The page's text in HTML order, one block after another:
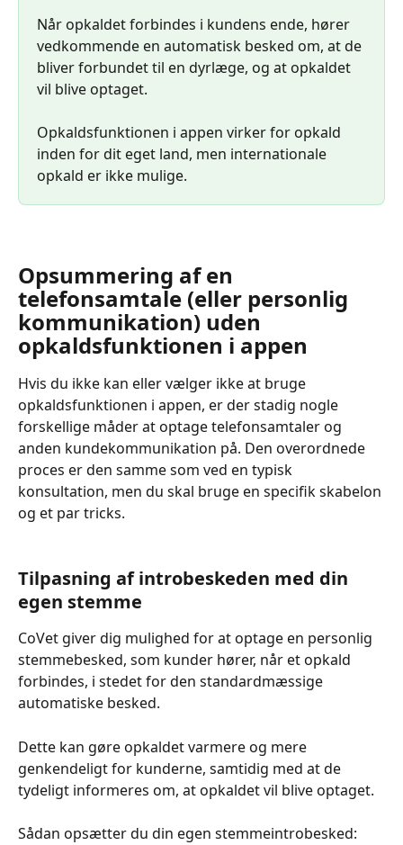
Når opkaldet forbindes i kundens ende, hører
vedkommende en automatisk besked om, at de
bliver forbundet til en dyrlæge, og at opkaldet
vil blive optaget.
Opkaldsfunktionen i appen virker for opkald
inden for dit eget land, men internationale
opkald er ikke mulige.
Opsummering af en
telefonsamtale (eller personlig
kommunikation) uden
opkaldsfunktionen i appen
Hvis du ikke kan eller vælger ikke at bruge
opkaldsfunktionen i appen, er der stadig nogle
forskellige måder at optage telefonsamtaler og
anden kundekommunikation på. Den overordnede
proces er den samme som ved en typisk
konsultation, men du skal bruge en specifik skabelon
og et par tricks.
Tilpasning af introbeskeden med din
egen stemme
CoVet giver dig mulighed for at optage en personlig
stemmebesked, som kunder hører, når et opkald
forbindes, i stedet for den standardmæssige
automatiske besked.
Dette kan gøre opkaldet varmere og mere
genkendeligt for kunderne, samtidig med at de
tydeligt informeres om, at opkaldet vil blive optaget.
Sådan opsætter du din egen stemmeintrobesked: